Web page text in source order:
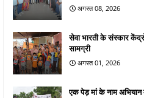
अगस्त 08, 2026
सेवा भारती के संस्कार केंद्रों
सामग्री
अगस्त 01, 2026
एक पेड़ मां के नाम अभियान